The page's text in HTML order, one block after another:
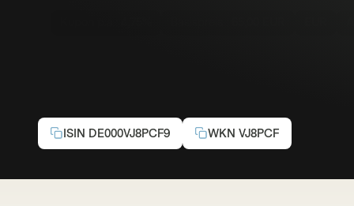
ISIN DE000VJ8PCF9 WKN VJ8PCF